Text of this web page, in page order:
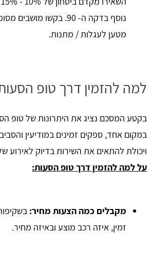
נוסף בדקה ה- 90. בקשו
מטען לעגלות / מתנות.
למה להזמין דרך טופ
בקטע המסכם נציג את היתרונות של טופ
במקום אחד, ספקים זמינים במודיעין
ויכולת להתאים את השירות בדיוק לאירוע
על למה להזמין דרך טופ הסעות:
מקבלים כמה הצעות מחיר:
זמין, איזה רכב מוצע ובאיזה מחיר.